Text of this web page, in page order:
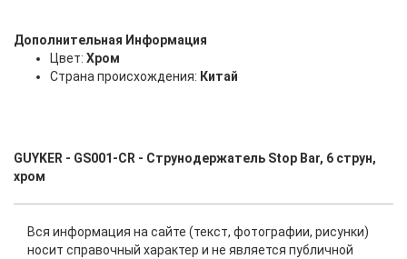
Дополнительная Информация
Цвет: Хром
Страна происхождения: Китай
GUYKER - GS001-CR - Струнодержатель Stop Bar, 6 струн,
хром
Вся информация на сайте (текст, фотографии, рисунки)
носит справочный характер и не является публичной